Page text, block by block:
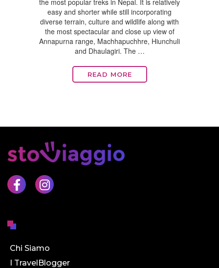
the most popular treks in Nepal. It is relatively
easy and shorter while still incorporating
diverse terrain, culture and wildlife along with
the most spectacular and close up view of
Annapurna range, Machhapuchhre, Hiunchuli
and Dhaulagiri. The …
READ MORE
Chi Siamo
I TravelBlogger